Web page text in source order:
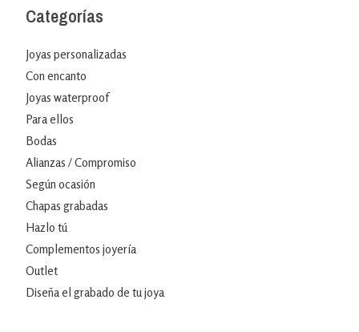
Categorías
Joyas personalizadas
Con encanto
Joyas waterproof
Para ellos
Bodas
Alianzas / Compromiso
Según ocasión
Chapas grabadas
Hazlo tú
Complementos joyería
Outlet
Diseña el grabado de tu joya